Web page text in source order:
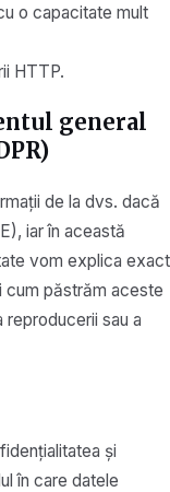
o capacitate mult
HTTP.
general
de la dvs. dacă
iar în această
vom explica exact
păstrăm aceste
sau a
și
în care datele